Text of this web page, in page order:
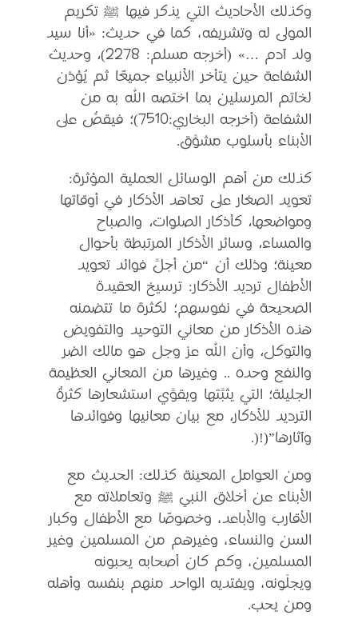
وكذلك الأحاديث التي يذكر فيها ﷺ تكريم
المولى له وتشريفه، كما في حديث: «أنا سيد
ولد آدم …» (أخرجه مسلم: 2278)، وحديث
الشفاعة حين يتأخر الأنبياء جميعًا ثم يُؤذن
لخاتم المرسلين بما اختصه الله به من
الشفاعة (أخرجه البخاري:7510)؛ فيقصُّ على
الأبناء بأسلوب مشوِّق.
كذلك من أهم الوسائل العملية المؤثرة:
تعويد الصغار على تعاهد الأذكار في أوقاتها
ومواضعها، كأذكار الصلوات، والصباح
والمساء، وسائر الأذكار المرتبطة بأحوال
معينة؛ وذلك أن “من أجلِّ فوائد تعويد
الأطفال ترديد الأذكار: ترسيخ العقيدة
الصحيحة في نفوسهم؛ لكثرة ما تتضمنه
هذه الأذكار من معاني التوحيد والتفويض
والتوكل، وأن الله عز وجل هو مالك الضر
والنفع وحده .. وغيرها من المعاني العظيمة
الجليلة؛ التي يثبِّتها ويقوِّي استشعارها كثرةُ
الترديد للأذكار، مع بيان معانيها وفوائدها
وآثارها”(!(.
ومن العوامل المعينة كذلك: الحديث مع
الأبناء عن أخلاق النبي ﷺ وتعاملاته مع
الأقارب والأباعد، وخصوصًا مع الأطفال وكبار
السن والنساء، وغيرهم من المسلمين وغير
المسلمين، وكم كان أصحابه يحبونه
ويجلّونه، ويفتديه الواحد منهم بنفسه وأهله
ومن يحب.